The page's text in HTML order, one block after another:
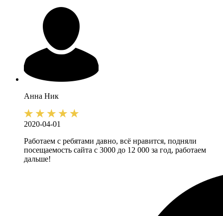
Анна Ник
2020-04-01
Работаем с ребятами давно, всё нравится, подняли
посещаемость сайта с 3000 до 12 000 за год, работаем
дальше!